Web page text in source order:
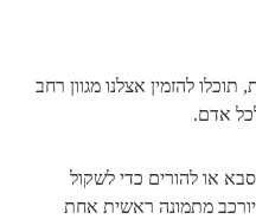
להזמין אצלנו מגוון רחב
אדם.
או להורים כדי לשקול
מתמונה ראשית אחת